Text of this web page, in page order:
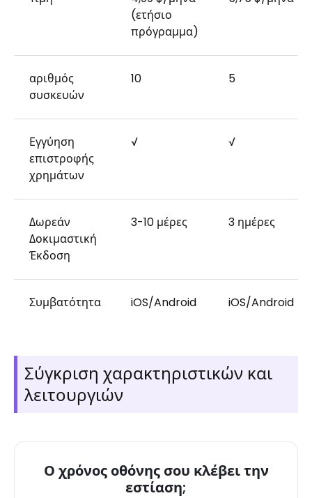
(ετήσιο
πρόγραμμα)
αριθμός
συσκευών
10 5
Εγγύηση
επιστροφής
χρημάτων
√ √
Δωρεάν
Δοκιμαστική
Έκδοση
3-10 μέρες 3 ημέρες
Συμβατότητα iOS/Android iOS/Android
Σύγκριση χαρακτηριστικών και
λειτουργιών
Ο χρόνος οθόνης σου κλέβει την
εστίαση;